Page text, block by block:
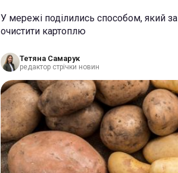
У мережі поділились способом, який
очистити картоплю
Тетяна Самарук
редактор стрічки новин